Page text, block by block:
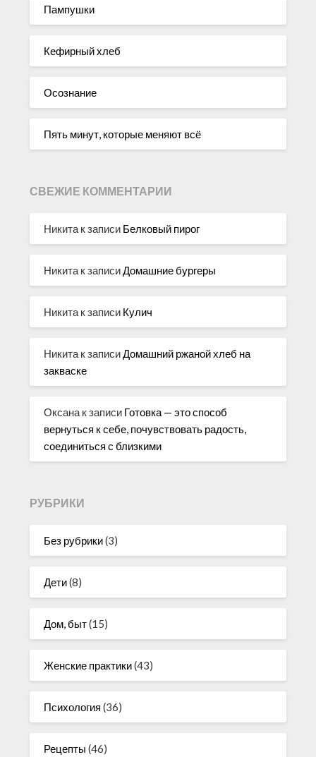
Пампушки
Кефирный хлеб
Осознание
Пять минут, которые меняют всё
СВЕЖИЕ КОММЕНТАРИИ
Никита к записи Белковый пирог
Никита к записиДомашние бургеры
Никита к записи Кулич
Никита к записиДомашний ржаной хлеб на
закваске
Оксана к записи Готовка — это способ
вернуться к себе, почувствовать радость,
соединиться с близкими
РУБРИКИ
Без рубрики(3)
Дети(8)
Дом, быт(15)
Женские практики(43)
Психология (36)
Рецепты (46)